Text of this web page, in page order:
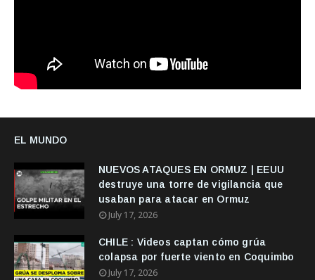
EL MUNDO
NUEVOS ATAQUES EN ORMUZ | EEUU
destruye una torre de vigilancia que
usaban para atacar en Ormuz
July 17, 2026
CHILE : Videos captan cómo grúa
colapsa por fuerte viento en Coquimbo
July 17, 2026